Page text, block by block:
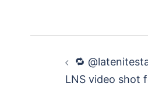
🔁
LNS video shot